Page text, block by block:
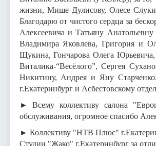
жизни, Мише Дулисову, Олесе
Благодарю от чистого сердца за
Алексеевича и Татьяну
Владимира Яковлева, Григория и
Щукина, Гончарова Олега
Виталика-“Весёлого”, Сергея
Никитину, Андрея и Яну
г.Екатеринбург и Асбестовскому
► Всему коллективу салона
обслуживания, огромное спасибо
► Коллективу "НТВ Плюс"
Студии "Жако" г.Екатеринбург за